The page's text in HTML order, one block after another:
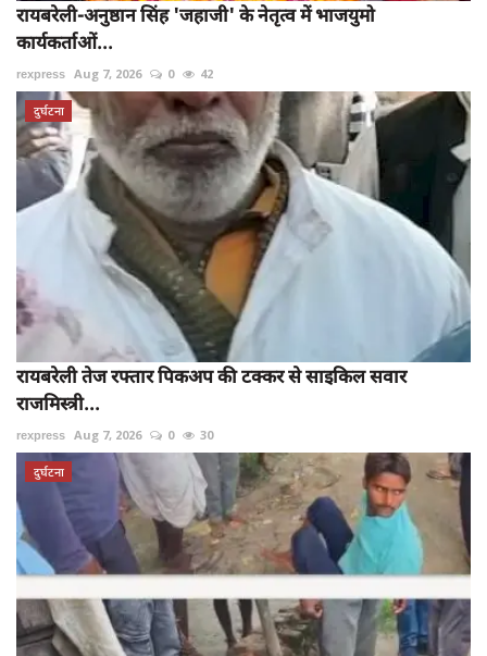
रायबरेली-अनुष्ठान सिंह 'जहाजी' के नेतृत्व में भाजयुमो
कार्यकर्ताओं...
rexpress Aug 7, 2026 0 42
दुर्घटना
रायबरेली तेज रफ्तार पिकअप की टक्कर से साइकिल सवार
राजमिस्त्री...
rexpress Aug 7, 2026 0 30
दुर्घटना